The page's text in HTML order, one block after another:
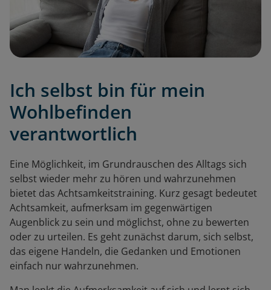
Ich selbst bin für mein
Wohlbefinden
verantwortlich
Eine Möglichkeit, im Grundrauschen des Alltags sich
selbst wieder mehr zu hören und wahrzunehmen
bietet das Achtsamkeitstraining. Kurz gesagt bedeutet
Achtsamkeit, aufmerksam im gegenwärtigen
Augenblick zu sein und möglichst, ohne zu bewerten
oder zu urteilen. Es geht zunächst darum, sich selbst,
das eigene Handeln, die Gedanken und Emotionen
einfach nur wahrzunehmen.